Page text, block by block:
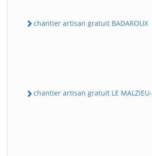
chantier artisan gratuit BADAROUX
chantier artisan gratuit LE MALZIEU-